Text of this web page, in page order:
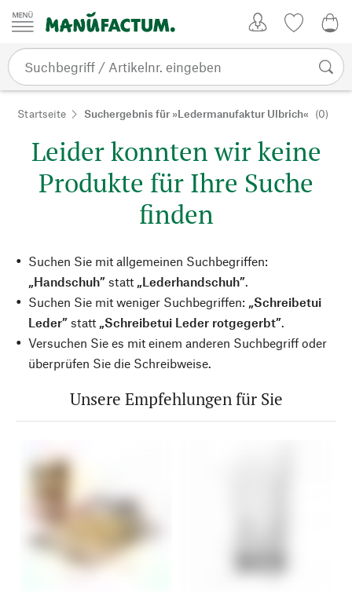
Zum Inhalt springen
Startseite Suchergebnis für »Ledermanufaktur Ulbrich« (0)
Leider konnten wir keine
Produkte für Ihre Suche
finden
Suchen Sie mit allgemeinen Suchbegriffen:
„Handschuh” statt „Lederhandschuh”.
Suchen Sie mit weniger Suchbegriffen: „Schreibetui
Leder” statt „Schreibetui Leder rotgegerbt”.
Versuchen Sie es mit einem anderen Suchbegriff oder
überprüfen Sie die Schreibweise.
Unsere Empfehlungen für Sie